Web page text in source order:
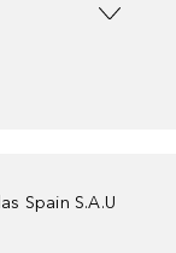
Spain S.A.U